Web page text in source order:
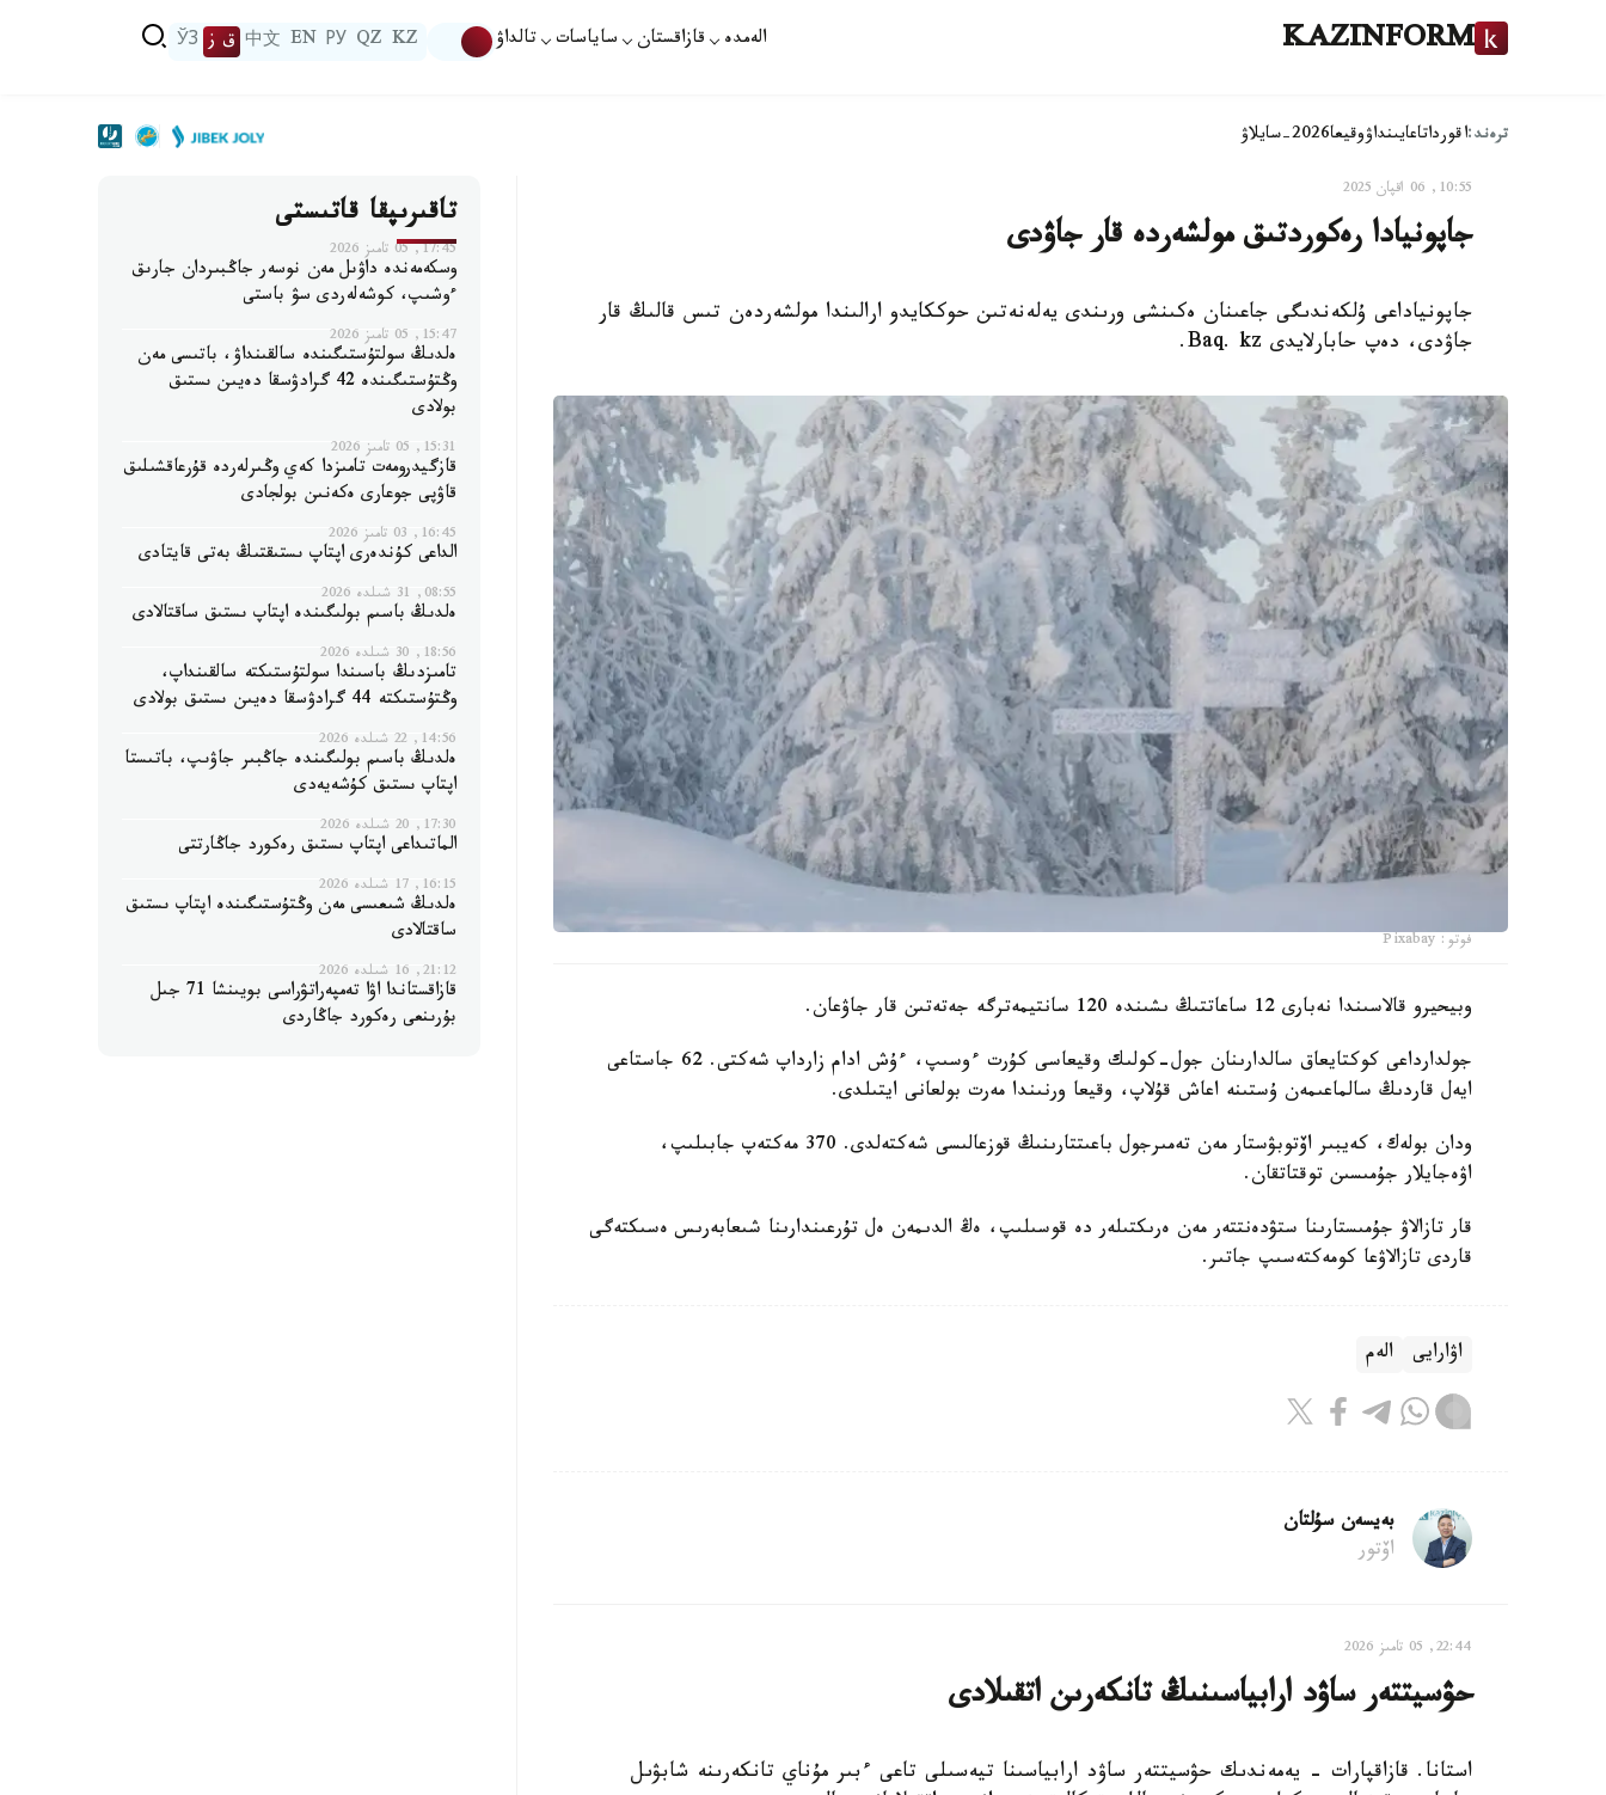
KAZINFORM الەمدە قازاقستان ساياسات تالداۋ KZ
QZ
РУ
EN
中文 ق ز ЎЗ
ترەند:اقورداتاعايىنداۋوقيعا2026-سايلاۋ
10:55, 06 اقپان 2025
جاپونيادا رەكوردتىق مولشەردە قار جاۋدى
جاپونياداعى ۇلكەندىگى جاعىنان ەكىنشى ورىندى يەلەنەتىن حوككايدو ارالىندا مولشەردەن تىس قالىڭ قار
جاۋدى، دەپ حابارلايدى Baq. kz.
فوتو: Pixabay
وبيحيرو قالاسىندا نەبارى 12 ساعاتتىڭ ىشىندە 120 سانتيمەترگە جەتەتىن قار جاۋعان.
جولدارداعى كوكتايعاق سالدارىنان جول-كولىك وقيعاسى كۇرت ءوسىپ، ءۇش ادام زارداپ شەكتى. 62 جاستاعى
ايەل قاردىڭ سالماعىمەن ۇستىنە اعاش قۇلاپ، وقيعا ورنىندا مەرت بولعانى ايتىلدى.
ودان بولەك، كەيبىر اۆتوبۋستار مەن تەمىرجول باعىتتارىنىڭ قوزعالىسى شەكتەلدى. 370 مەكتەپ جابىلىپ،
اۋەجايلار جۇمىسىن توقتاتقان.
قار تازالاۋ جۇمىستارىنا ستۋدەنتتەر مەن ەرىكتىلەر دە قوسىلىپ، ەڭ الدىمەن ەل تۇرعىندارىنا شىعابەرىس ەسىكتەگى
قاردى تازالاۋعا كومەكتەسىپ جاتىر.
اۋارايى الەم
بەيسەن سۇلتان
اۆتور
22:44, 05 تامىز 2026
حۋسيتتەر ساۋد ارابياسىنىڭ تانكەرىن اتقىلادى
استانا. قازاقپارات - يەمەندىك حۋسيتتەر ساۋد ارابياسىنا تيەسىلى تاعى ءبىر مۇناي تانكەرىنە شابۋىل
تاقىرىپقا قاتىستى
17:45, 05 تامىز 2026
وسكەمەندە داۋىل مەن نوسەر جاڭبىردان جارىق
ءوشىپ، كوشەلەردى سۋ باستى
15:47, 05 تامىز 2026
ەلدىڭ سولتۇستىگىندە سالقىنداۋ، باتىسى مەن
وڭتۇستىگىندە 42 گرادۋسقا دەيىن ىستىق
بولادى
15:31, 05 تامىز 2026
قازگيدرومەت تامىزدا كەي وڭىرلەردە قۇرعاقشىلىق
قاۋپى جوعارى ەكەنىن بولجادى
16:45, 03 تامىز 2026
الداعى كۇندەرى اپتاپ ىستىقتىڭ بەتى قايتادى
08:55, 31 شىلدە 2026
ەلدىڭ باسىم بولىگىندە اپتاپ ىستىق ساقتالادى
18:56, 30 شىلدە 2026
تامىزدىڭ باسىندا سولتۇستىكتە سالقىنداپ،
وڭتۇستىكتە 44 گرادۋسقا دەيىن ىستىق بولادى
14:56, 22 شىلدە 2026
ەلدىڭ باسىم بولىگىندە جاڭبىر جاۋىپ، باتىستا
اپتاپ ىستىق كۇشەيەدى
17:30, 20 شىلدە 2026
الماتىداعى اپتاپ ىستىق رەكورد جاڭارتتى
16:15, 17 شىلدە 2026
ەلدىڭ شىعىسى مەن وڭتۇستىگىندە اپتاپ ىستىق
ساقتالادى
21:12, 16 شىلدە 2026
قازاقستاندا اۋا تەمپەراتۋراسى بويىنشا 71 جىل
بۇرىنعى رەكورد جاڭاردى